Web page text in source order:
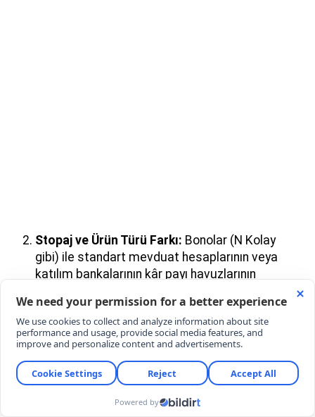
Stopaj ve Ürün Türü Farkı: Bonolar (N Kolay
gibi) ile standart mevduat hesaplarının veya
katılım bankalarının kâr payı havuzlarının
gösterebilir.
Bileşik vs. Basit Faiz Hesaplaması:Bazı
günlük düz basit faiz hesaplaması yapar. Bu da
vade sonunda net hesaba yatacak tutarda
binlerce liralık sapmaya yol açar.